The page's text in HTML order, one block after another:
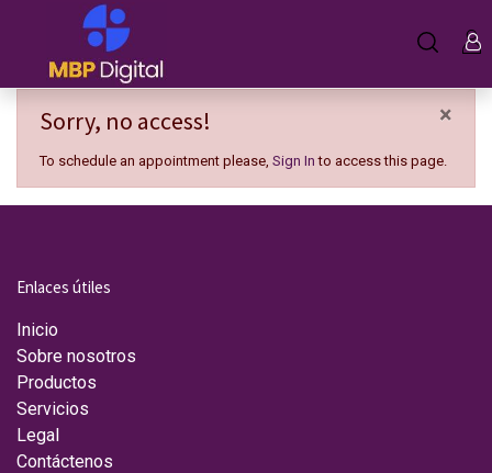
×
Sorry, no access!
To schedule an appointment please, Sign In to access this page.
Enlaces útiles
Inicio
Sobre nosotros
Productos
Servicios
Legal
Contáctenos